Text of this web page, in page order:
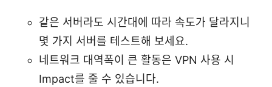
같은 서버라도 시간대에 따라 속도가 달라지니
몇 가지 서버를 테스트해 보세요.
네트워크 대역폭이 큰 활동은 VPN 사용 시
Impact를 줄 수 있습니다.